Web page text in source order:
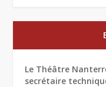
Le Théâtre
secrétaire